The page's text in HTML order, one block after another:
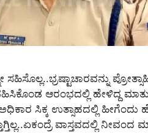
ಆರಂಭದಲ್ಲಿ ಹೇಳಿದ್ದ
ಸಿಕ್ಕ ಉತ್ಸಾಹದಲ್ಲಿ ಹೀಗೆಂದು
ವಾಸ್ತವದಲ್ಲಿ ನೀವಂದ